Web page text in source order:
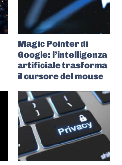
Magic Pointer di
Google: l’intelligenza
artificiale trasforma
il cursore del mouse